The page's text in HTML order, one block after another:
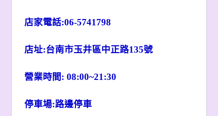
店家電話:06-5741798
店址:台南市玉井區中正路135號
營業時間: 08:00~21:30
停車場:路邊停車